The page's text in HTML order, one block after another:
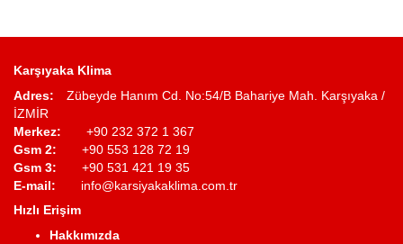
Karşıyaka Klima
Adres: Zübeyde Hanım Cd. No:54/B Bahariye Mah. Karşıyaka /
İZMİR
Merkez: +90 232 372 1 367
Gsm 2: +90 553 128 72 19
Gsm 3: +90 531 421 19 35
E-mail: info@karsiyakaklima.com.tr
Hızlı Erişim
Hakkımızda